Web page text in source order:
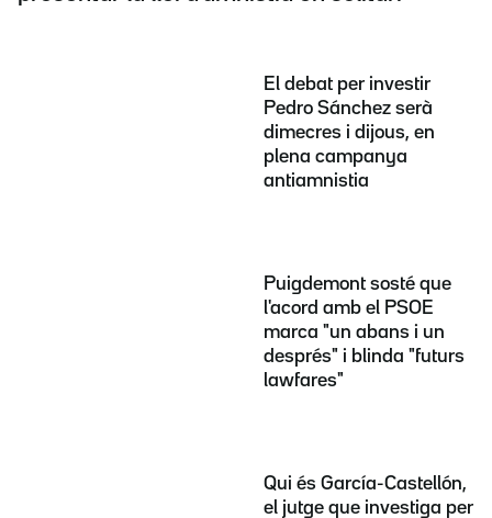
El debat per investir
Pedro Sánchez serà
dimecres i dijous, en
plena campanya
antiamnistia
Puigdemont sosté que
l'acord amb el PSOE
marca "un abans i un
després" i blinda "futurs
lawfares"
Qui és García-Castellón,
el jutge que investiga per